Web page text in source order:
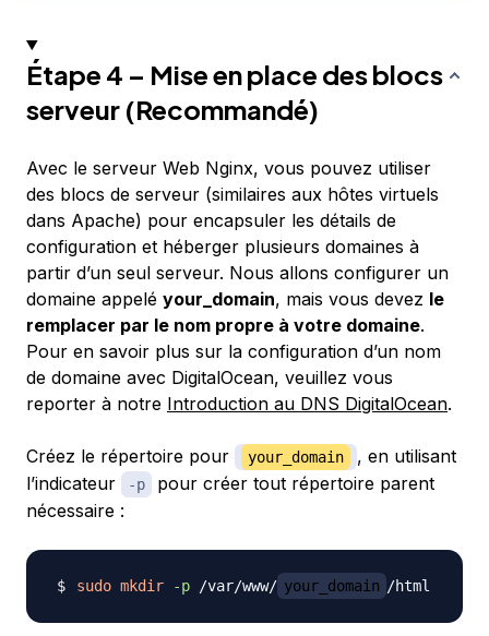
Étape 4 – Mise en place des blocs
serveur (Recommandé)
Avec le serveur Web Nginx, vous pouvez utiliser
des blocs de serveur (similaires aux hôtes virtuels
dans Apache) pour encapsuler les détails de
configuration et héberger plusieurs domaines à
partir d’un seul serveur. Nous allons configurer un
domaine appelé your_domain, mais vous devez le
remplacer par le nom propre à votre domaine.
Pour en savoir plus sur la configuration d’un nom
de domaine avec DigitalOcean, veuillez vous
reporter à notre Introduction au DNS DigitalOcean.
Créez le répertoire pour your_domain
, en utilisant
l’indicateur
-p
pour créer tout répertoire parent
nécessaire :
sudo mkdir -p /var/www/ your_domain